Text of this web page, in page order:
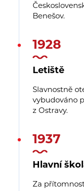
Benešov.
Letiště
1928
Slavnostně
vybudováno
z Ostravy.
Hlavní
1937
Za